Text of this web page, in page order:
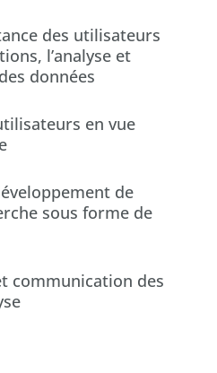
des utilisateurs
l’analyse et
données
en vue
de
sous forme de
communication des